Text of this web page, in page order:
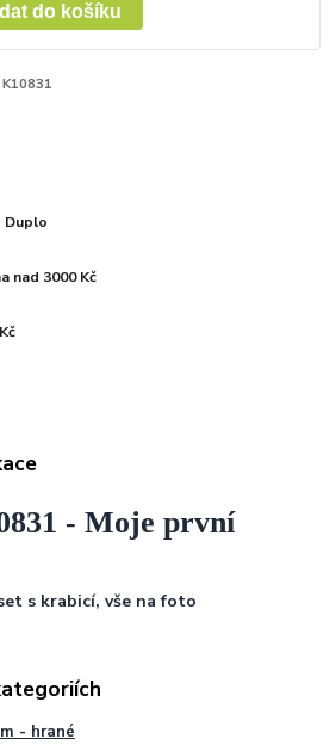
do košíku
K10831
Duplo
nad 3000 Kč
- Moje první
s krabicí, vše na foto
- hrané